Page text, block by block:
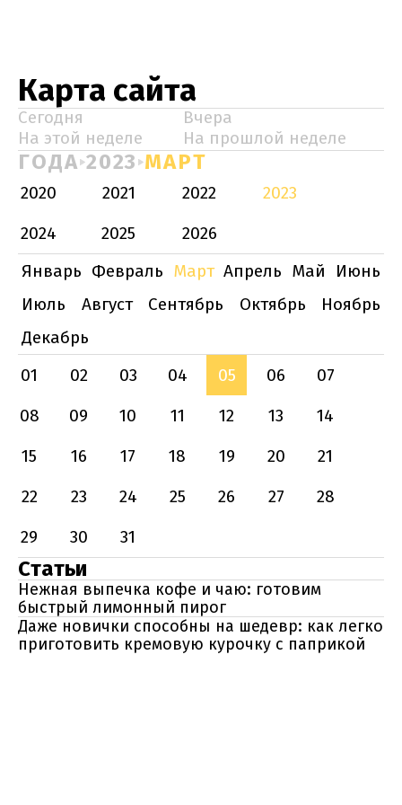
Карта сайта
Сегодня
Вчера
На этой неделе
На прошлой неделе
ГОДА 2023 МАРТ
2020 2021 2022
2023
2024
2025
2026
Январь Февраль Март Апрель Май
Июнь
Июль
Август Сентябрь Октябрь
Ноябрь
Декабрь
01
02 03 04 05 06
07
08
09 10 11 12 13
14
15
16 17 18 19 20
21
22
23 24 25 26 27
28
29
30 31
Статьи
Нежная выпечка кофе и чаю: готовим
быстрый лимонный пирог
Даже новички способны на шедевр: как легко
приготовить кремовую курочку с паприкой